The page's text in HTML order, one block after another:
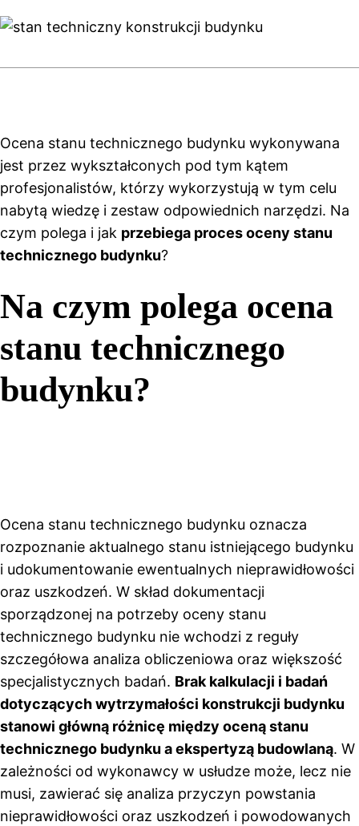
Ocena stanu technicznego budynku wykonywana
jest przez wykształconych pod tym kątem
profesjonalistów, którzy wykorzystują w tym celu
nabytą wiedzę i zestaw odpowiednich narzędzi. Na
czym polega i jak przebiega proces oceny stanu
technicznego budynku?
Na czym polega ocena
stanu technicznego
budynku?
Ocena stanu technicznego budynku oznacza
rozpoznanie aktualnego stanu istniejącego budynku
i udokumentowanie ewentualnych nieprawidłowości
oraz uszkodzeń. W skład dokumentacji
sporządzonej na potrzeby oceny stanu
technicznego budynku nie wchodzi z reguły
szczegółowa analiza obliczeniowa oraz większość
specjalistycznych badań. Brak kalkulacji i badań
dotyczących wytrzymałości konstrukcji budynku
stanowi główną różnicę między oceną stanu
technicznego budynku a ekspertyzą budowlaną. W
zależności od wykonawcy w usłudze może, lecz nie
musi, zawierać się analiza przyczyn powstania
nieprawidłowości oraz uszkodzeń i powodowanych